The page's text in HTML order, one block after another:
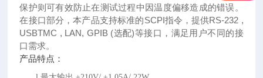
保护则可有效防止在测试过程中因温度偏移造成的错误。
在接口部分，本产品支持标准的SCPI指令，提供RS-232 ,
USBTMC , LAN, GPIB (选配)等接口，满足用户不同的接
口需求。
产品特点：